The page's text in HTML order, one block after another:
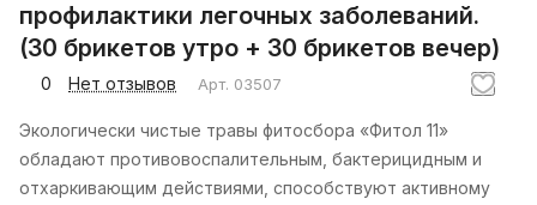
профилактики легочных заболеваний.
(30 брикетов утро + 30 брикетов вечер)
0 Нет отзывов Арт. 03507
Экологически чистые травы фитосбора «Фитол 11»
обладают противовоспалительным, бактерицидным и
отхаркивающим действиями, способствуют активному